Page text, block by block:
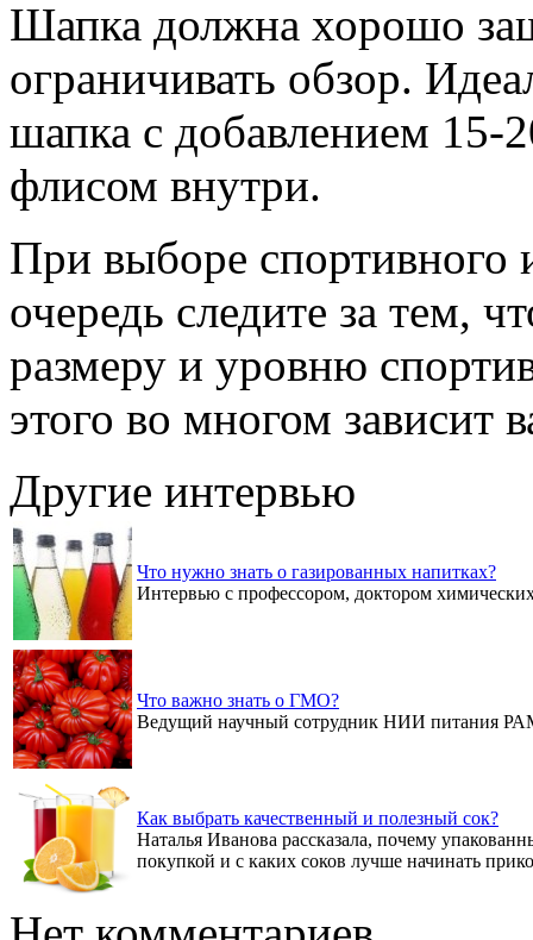
Шапка должна хорошо
ограничивать обзор.
шапка с добавлением 15-
флисом внутри.
При выборе спортивного
очередь следите за тем,
размеру и уровню
этого во многом зависит
Другие интервью
Что нужно знать о газированных напитках?
Интервью с профессором, доктором
Что важно знать о ГМО?
Ведущий научный сотрудник НИИ питания
Как выбрать качественный и полезный сок?
Наталья Иванова рассказала, почему
покупкой и с каких соков лучше начинать